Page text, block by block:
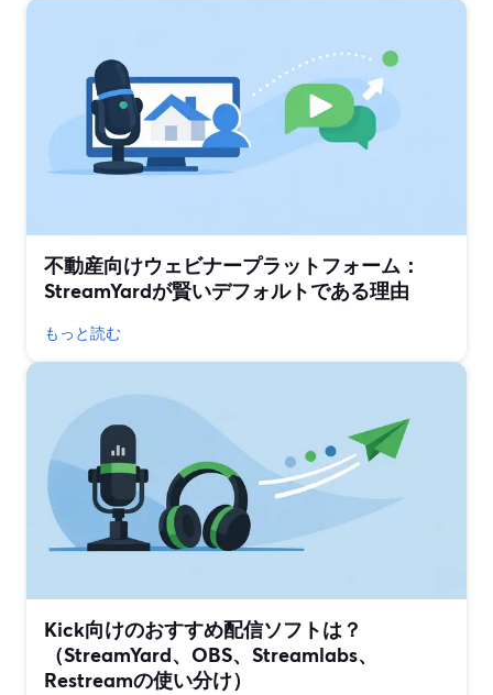
不動産向けウェビナープラットフォーム：
StreamYardが賢いデフォルトである理由
もっと読む
Kick向けのおすすめ配信ソフトは？
（StreamYard、OBS、Streamlabs、
Restreamの使い分け）